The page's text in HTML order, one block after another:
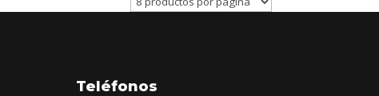
Teléfonos